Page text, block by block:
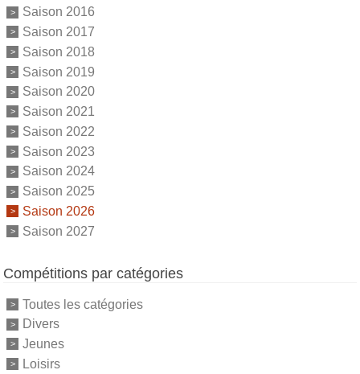
Saison 2016
Saison 2017
Saison 2018
Saison 2019
Saison 2020
Saison 2021
Saison 2022
Saison 2023
Saison 2024
Saison 2025
Saison 2026
Saison 2027
Compétitions par catégories
Toutes les catégories
Divers
Jeunes
Loisirs